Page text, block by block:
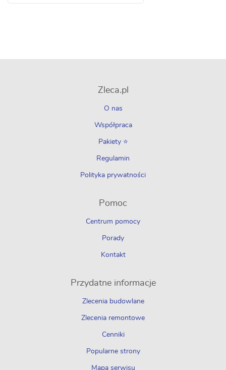
Zleca.pl
O nas
Współpraca
Pakiety ⭐
Regulamin
Polityka prywatności
Pomoc
Centrum pomocy
Porady
Kontakt
Przydatne informacje
Zlecenia budowlane
Zlecenia remontowe
Cenniki
Popularne strony
Mapa serwisu